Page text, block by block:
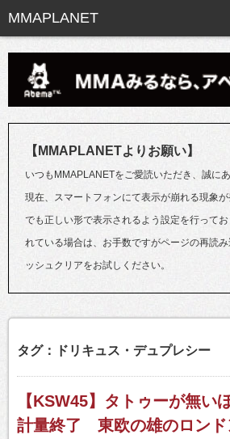
【MMAPLANETよりお願い】
いつもMMAPLANETをご愛読いただき、誠に
現在、スマートフォンにて表示が崩れる現象
でも正しい形で表示されるよう設定を行って
れている場合は、お手数ですがページの再読
ッシュクリアをお試しください。
タグ：ドリキュス・デュプレシー
【KSW45】タトゥーが無い
計量終了 東欧の雄のロンド